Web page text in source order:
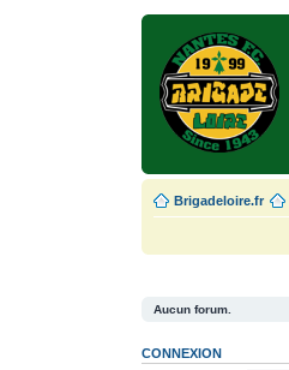
Brigadeloire.fr
Aucun forum.
CONNEXION